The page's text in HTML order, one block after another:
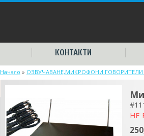
КОНТАКТИ
Начало » ОЗВУЧАВАНЕ,МИКРОФОНИ ГОВОРИТЕЛИ
НЕ